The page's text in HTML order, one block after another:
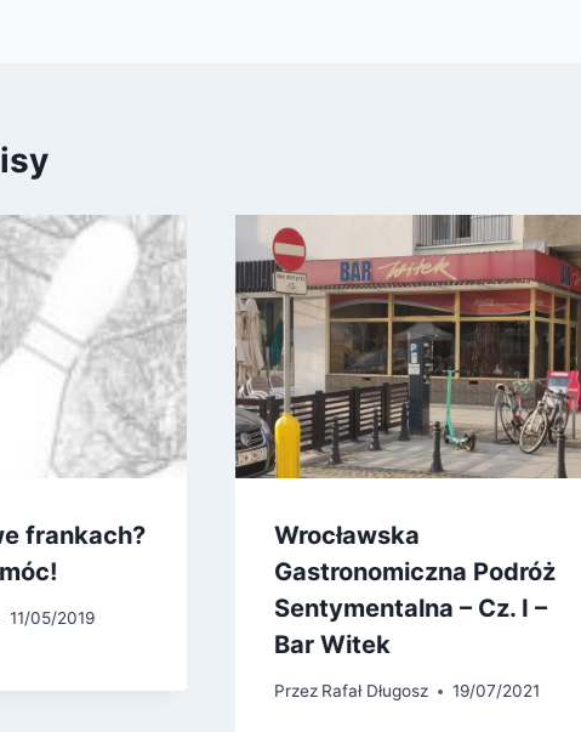
frankach?
11/05/2019
Wrocławska
Gastronomiczna Podróż
Sentymentalna – Cz. I –
Bar Witek
Przez Rafał Długosz 19/07/2021